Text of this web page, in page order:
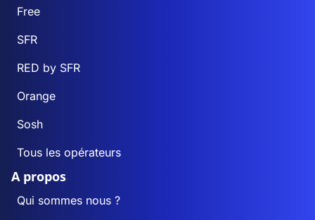
Free
SFR
RED by SFR
Orange
Sosh
Tous les opérateurs
A propos
Qui sommes nous ?